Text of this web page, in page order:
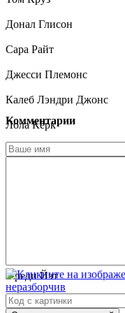
Донал Глисон
Сара Райт
Джесси Племонс
Калеб Лэндри Джонс
Лола Кёрк
Джейма Мейс
Фреди Йэт
Маурицио Мейя
Комментарии